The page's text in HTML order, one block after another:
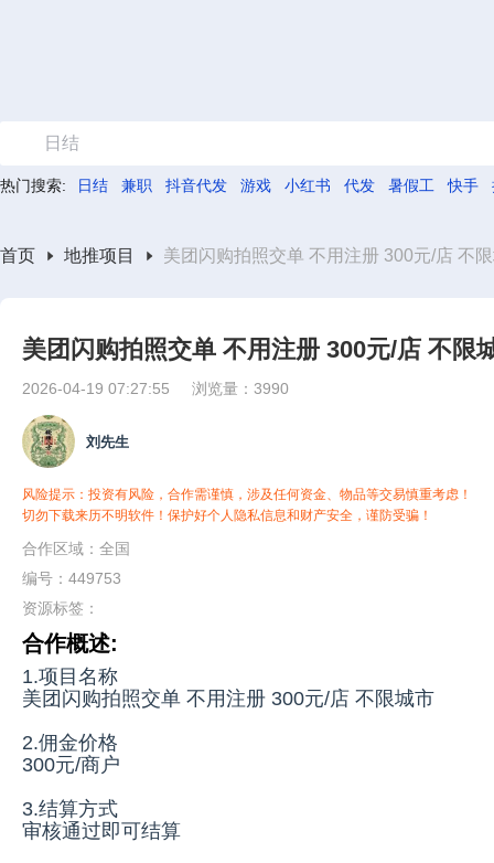
日结
热门搜索: 日结 兼职 抖音代发 游戏 小红书 代发 暑假工 快手
首页 地推项目 美团闪购拍照交单 不用注册 300元/店 不
美团闪购拍照交单 不用注册 300元/店 不限
2026-04-19 07:27:55 浏览量：3990
刘先生
风险提示：投资有风险，合作需谨慎，涉及任何资金、物品等交易慎重考虑！
切勿下载来历不明软件！保护好个人隐私信息和财产安全，谨防受骗！
合作区域：全国
编号：449753
资源标签：
合作概述:
1.项目名称
美团闪购拍照交单 不用注册 300元/店 不限城市
2.佣金价格
300元/商户
3.结算方式
审核通过即可结算